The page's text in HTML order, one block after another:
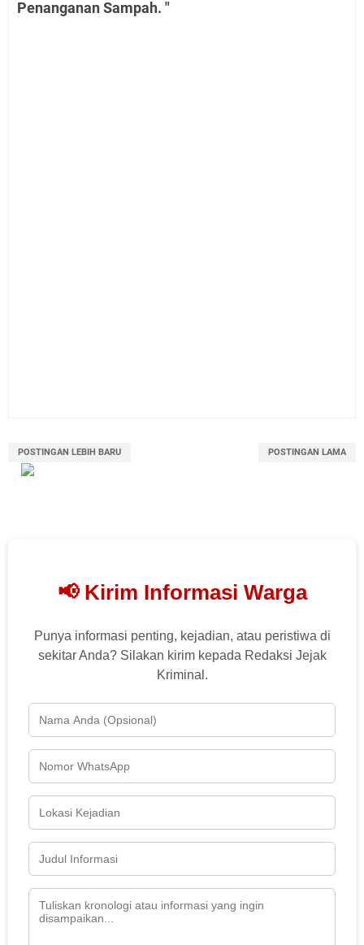
Penanganan Sampah. "
POSTINGAN LEBIH BARU POSTINGAN LAMA
📢 Kirim Informasi Warga
Punya informasi penting, kejadian, atau peristiwa di
sekitar Anda? Silakan kirim kepada Redaksi Jejak
Kriminal.